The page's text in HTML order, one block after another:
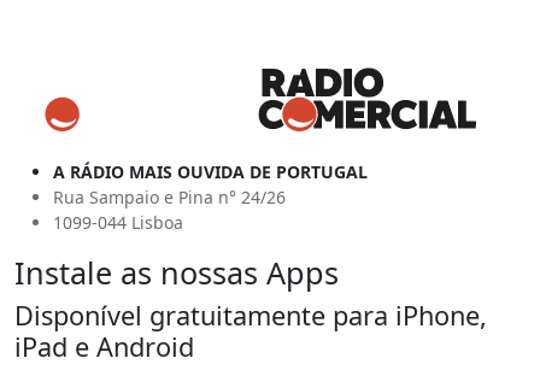
A RÁDIO MAIS OUVIDA DE PORTUGAL
Rua Sampaio e Pina n° 24/26
1099-044 Lisboa
Instale as nossas Apps
Disponível gratuitamente para iPhone,
iPad e Android